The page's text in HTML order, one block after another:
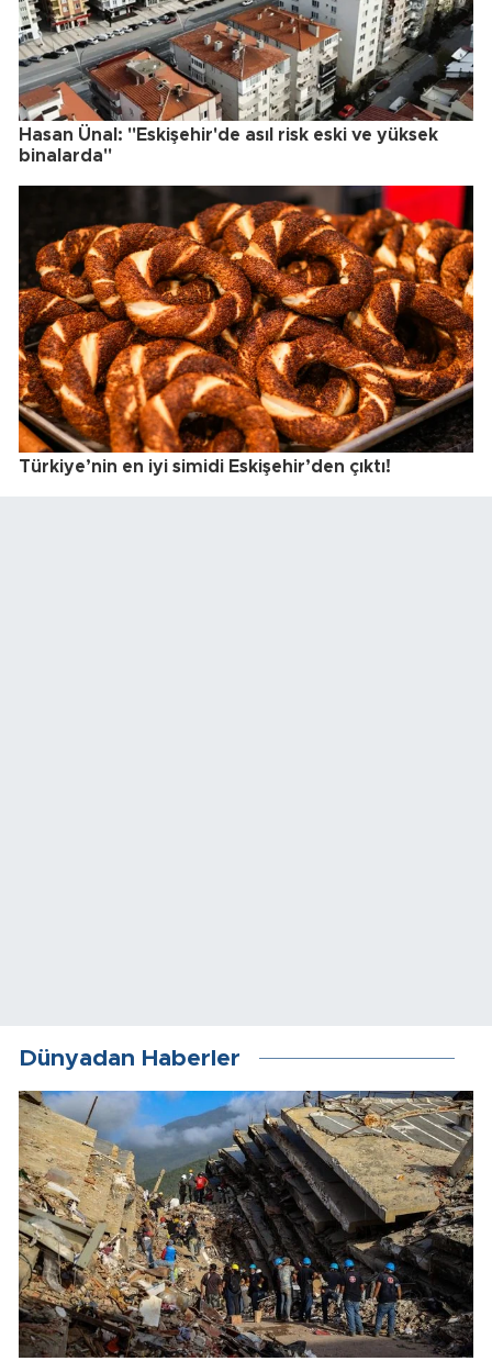
Hasan Ünal: "Eskişehir'de asıl risk eski ve yüksek
binalarda"
Türkiye’nin en iyi simidi Eskişehir’den çıktı!
Dünyadan Haberler